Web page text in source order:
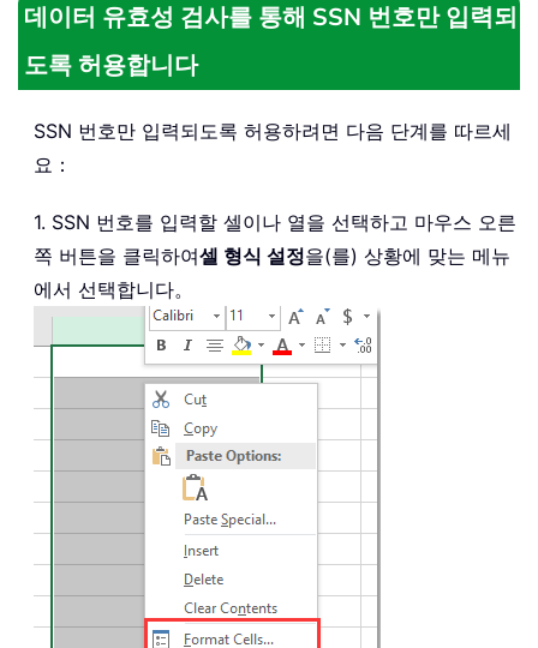
데이터 유효성 검사를 통해 SSN 번호만 입력되
도록 허용합니다
SSN 번호만 입력되도록 허용하려면 다음 단계를 따르세
요：
1. SSN 번호를 입력할 셀이나 열을 선택하고 마우스 오른
쪽 버튼을 클릭하여셀 형식 설정을(를) 상황에 맞는 메뉴
에서 선택합니다。